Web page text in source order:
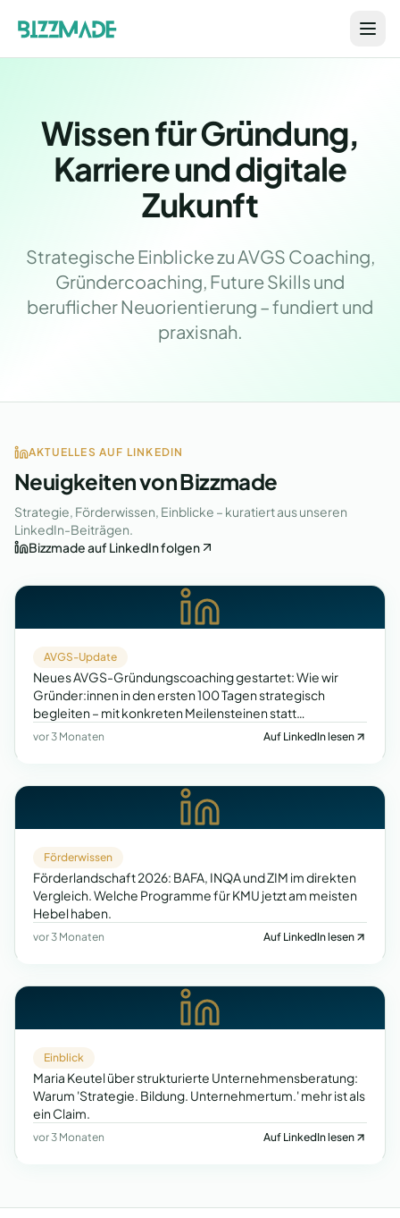
Wissen für Gründung,
Karriere und digitale
Zukunft
Strategische Einblicke zu AVGS Coaching,
Gründercoaching, Future Skills und
beruflicher Neuorientierung – fundiert und
praxisnah.
AKTUELLES AUF LINKEDIN
Neuigkeiten von Bizzmade
Strategie, Förderwissen, Einblicke – kuratiert aus unseren
LinkedIn-Beiträgen.
Bizzmade auf LinkedIn folgen
AVGS-Update
Neues AVGS-Gründungscoaching gestartet: Wie wir
Gründer:innen in den ersten 100 Tagen strategisch
begleiten – mit konkreten Meilensteinen statt
Motivationsfloskeln.
vor 3 Monaten Auf LinkedIn lesen
Förderwissen
Förderlandschaft 2026: BAFA, INQA und ZIM im direkten
Vergleich. Welche Programme für KMU jetzt am meisten
Hebel haben.
vor 3 Monaten Auf LinkedIn lesen
Einblick
Maria Keutel über strukturierte Unternehmensberatung:
Warum 'Strategie. Bildung. Unternehmertum.' mehr ist als
ein Claim.
vor 3 Monaten Auf LinkedIn lesen